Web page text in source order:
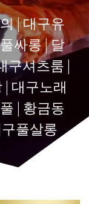
| 대구유
싸롱 | 달
구셔츠룸 |
대구노래
| 황금동
풀살롱